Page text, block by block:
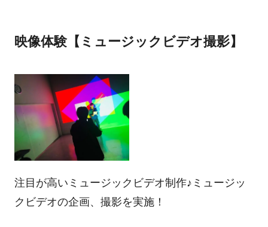
映像体験【ミュージックビデオ撮影】
注目が高いミュージックビデオ制作♪ミュージッ
クビデオの企画、撮影を実施！